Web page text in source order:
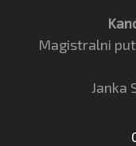
Magistralni put
Janka